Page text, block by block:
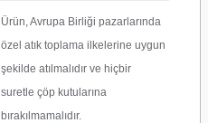
Ürün, Avrupa Birliği pazarlarında
özel atık toplama ilkelerine uygun
şekilde atılmalıdır ve hiçbir
suretle çöp kutularına
bırakılmamalıdır.